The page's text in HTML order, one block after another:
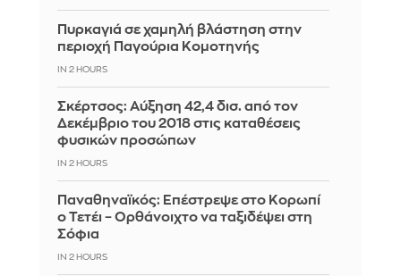
Πυρκαγιά σε χαμηλή βλάστηση στην
περιοχή Παγούρια Κομοτηνής
IN 2 HOURS
Σκέρτσος: Αύξηση 42,4 δισ. από τον
Δεκέμβριο του 2018 στις καταθέσεις
φυσικών προσώπων
IN 2 HOURS
Παναθηναϊκός: Επέστρεψε στο Κορωπί
ο Τετέι – Ορθάνοιχτο να ταξιδέψει στη
Σόφια
IN 2 HOURS